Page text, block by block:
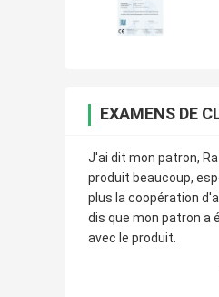
EXAMENS DE
J'ai dit mon patron,
produit beaucoup,
plus la coopération
dis que mon patron
avec le produit.